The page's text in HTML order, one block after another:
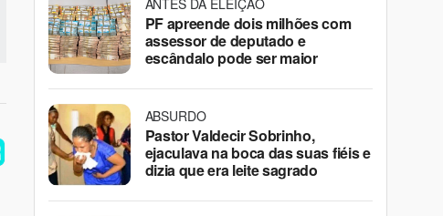
PF apreende dois milhões com
assessor de deputado e
escândalo pode ser maior
ABSURDO
Pastor Valdecir Sobrinho,
ejaculava na boca das suas fiéis e
dizia que era leite sagrado